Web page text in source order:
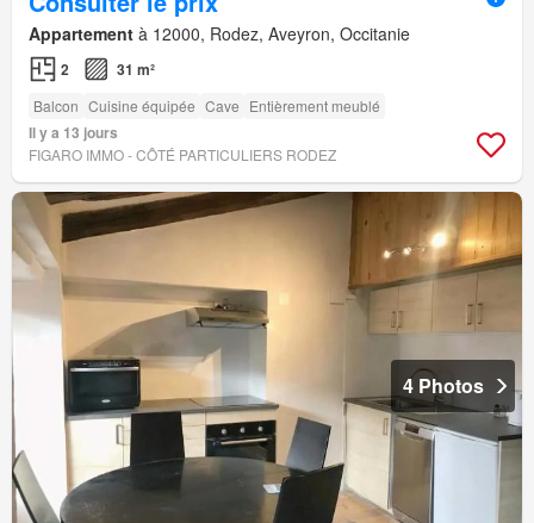
Appartement à 12000, Rodez, Aveyron, Occitanie
2 31 m²
Balcon Cuisine équipée Cave Entièrement meublé
Il y a 13 jours
FIGARO IMMO - CÔTÉ PARTICULIERS RODEZ
4 Photos